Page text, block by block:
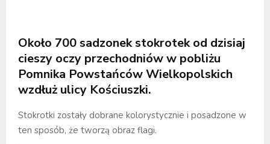
Około 700 sadzonek stokrotek od dzisiaj
cieszy oczy przechodniów w pobliżu
Pomnika Powstańców Wielkopolskich
wzdłuż ulicy Kościuszki.
Stokrotki zostały dobrane kolorystycznie i posadzone w
ten sposób, że tworzą obraz flagi.